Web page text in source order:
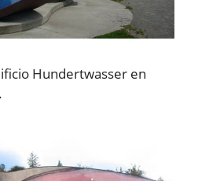
Hundertwasser en